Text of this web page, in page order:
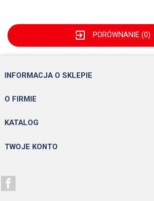
exit_to_app PORÓWNANIE (0)
INFORMACJA O SKLEPIE
O FIRMIE
KATALOG
TWOJE KONTO